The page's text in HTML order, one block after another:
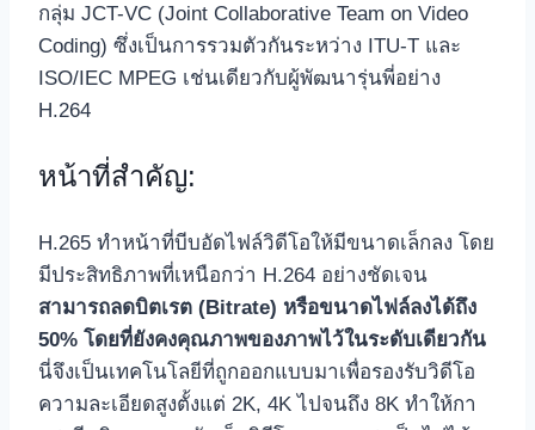
กลุ่ม JCT-VC (Joint Collaborative Team on Video
Coding) ซึ่งเป็นการรวมตัวกันระหว่าง ITU-T และ
ISO/IEC MPEG เช่นเดียวกับผู้พัฒนารุ่นพี่อย่าง
H.264
หน้าที่สำคัญ:
H.265 ทำหน้าที่บีบอัดไฟล์วิดีโอให้มีขนาดเล็กลง โดย
มีประสิทธิภาพที่เหนือกว่า H.264 อย่างชัดเจน
สามารถลดบิตเรต (Bitrate) หรือขนาดไฟล์ลงได้ถึง
50% โดยที่ยังคงคุณภาพของภาพไว้ในระดับเดียวกัน
นี่จึงเป็นเทคโนโลยีที่ถูกออกแบบมาเพื่อรองรับวิดีโอ
ความละเอียดสูงตั้งแต่ 2K, 4K ไปจนถึง 8K ทำให้กา